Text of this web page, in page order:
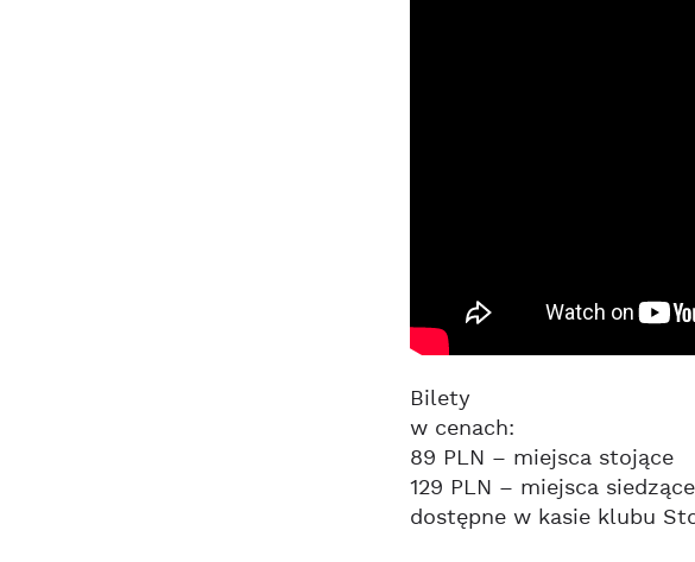
Bilety
w cenach:
89 PLN – miejsca stojące
129 PLN – miejsca
dostępne w kasie klubu